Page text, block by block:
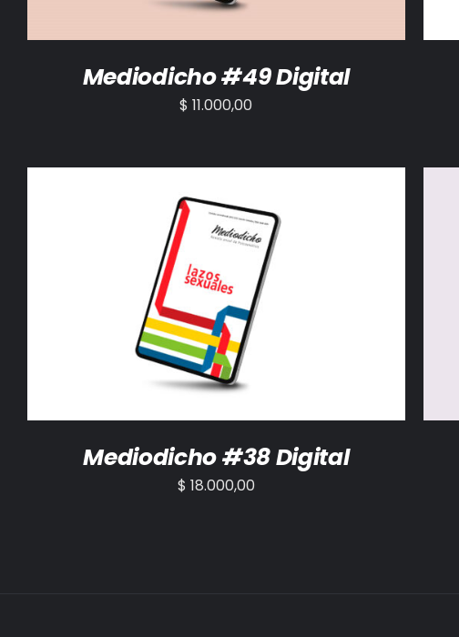
Mediodicho #49 Digital
$ 11.000,00
AÑADIR AL CARRITO /
Mediodicho #38 Digital
$ 18.000,00